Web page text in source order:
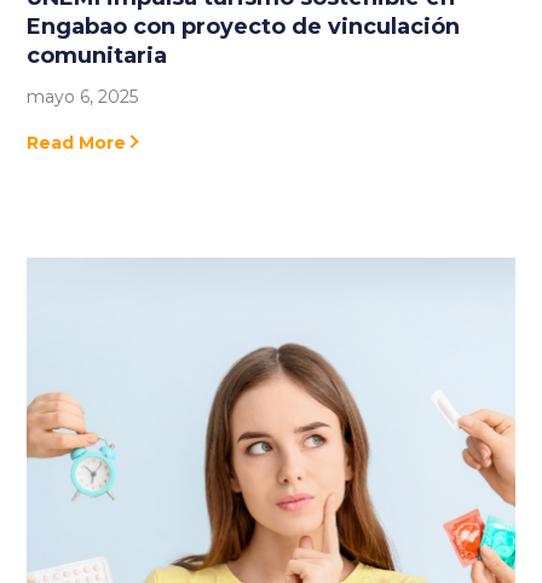
Engabao con proyecto de vinculación
comunitaria
mayo 6, 2025
Read More